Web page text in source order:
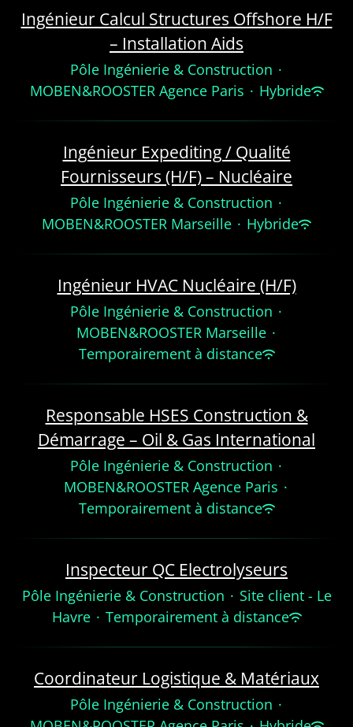
Ingénieur Calcul Structures Offshore H/F
– Installation Aids
Pôle Ingénierie & Construction ·
MOBEN&ROOSTER Agence Paris · Hybride
Ingénieur Expediting / Qualité
Fournisseurs (H/F) – Nucléaire
Pôle Ingénierie & Construction ·
MOBEN&ROOSTER Marseille · Hybride
Ingénieur HVAC Nucléaire (H/F)
Pôle Ingénierie & Construction ·
MOBEN&ROOSTER Marseille ·
Temporairement à distance
Responsable HSES Construction &
Démarrage – Oil & Gas International
Pôle Ingénierie & Construction ·
MOBEN&ROOSTER Agence Paris ·
Temporairement à distance
Inspecteur QC Electrolyseurs
Pôle Ingénierie & Construction · Site client - Le
Havre · Temporairement à distance
Coordinateur Logistique & Matériaux
Pôle Ingénierie & Construction ·